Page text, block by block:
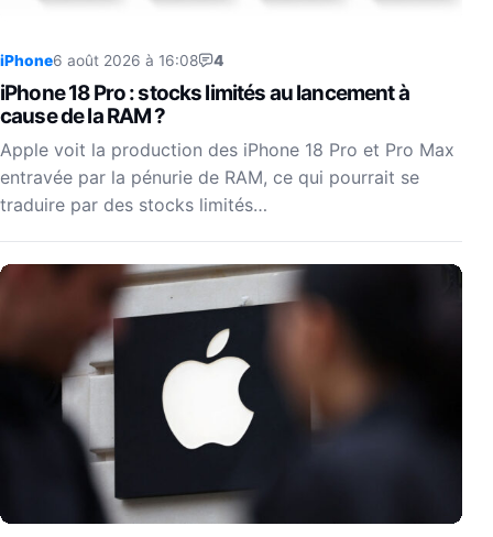
iPhone6 août 2026 à 16:08 4
iPhone 18 Pro : stocks limités au lancement à
cause de la RAM ?
Apple voit la production des iPhone 18 Pro et Pro Max
entravée par la pénurie de RAM, ce qui pourrait se
traduire par des stocks limités…